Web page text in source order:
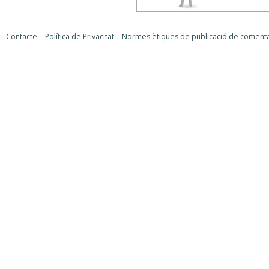
Contacte | Política de Privacitat | Normes ètiques de publicació de